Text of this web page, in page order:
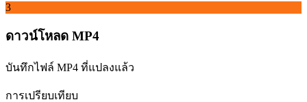
3
ดาวน์โหลด MP4
บันทึกไฟล์ MP4 ที่แปลงแล้ว
การเปรียบเทียบ